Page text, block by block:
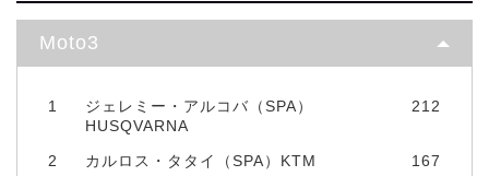
Moto3
1
ジェレミー・アルコバ（SPA）
HUSQVARNA
212
2 カルロス・タタイ（SPA）KTM 167